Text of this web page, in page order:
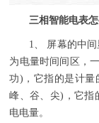
三相智能电表怎
1、 屏幕的中间显示的为电量，电量的上方为电表属性，左上角
为电量时间间区，
功)，它指的是计量
峰、谷、尖)，它指
电电量。